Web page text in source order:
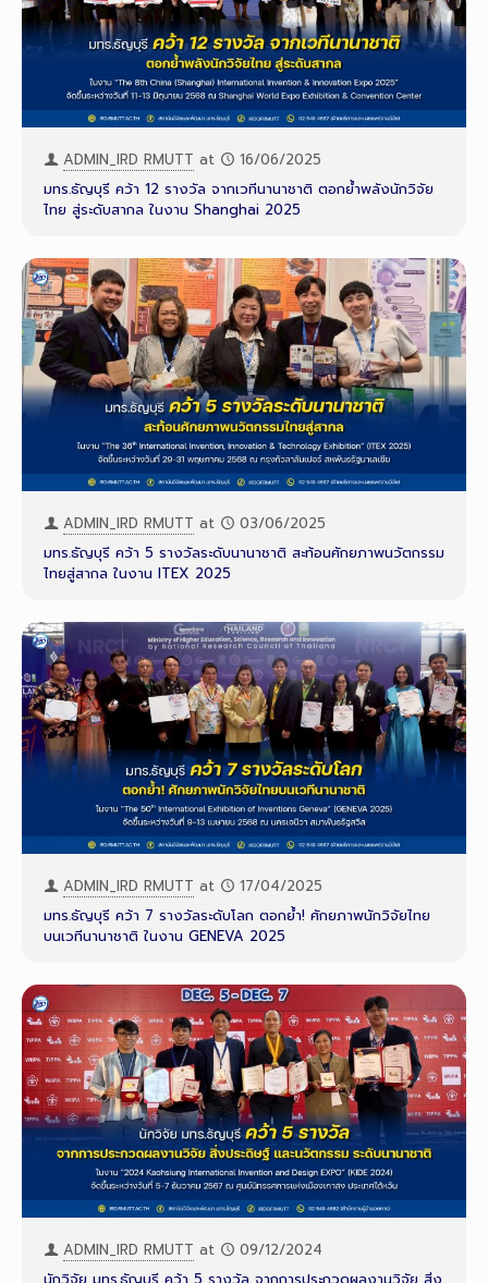
ADMIN_IRD RMUTT at
16/06/2025
มทร.ธัญบุรี คว้า 12 รางวัล จากเวทีนานาชาติ ตอกย้ำพลังนักวิจัย
ไทย สู่ระดับสากล ในงาน Shanghai 2025
ADMIN_IRD RMUTT at
03/06/2025
มทร.ธัญบุรี คว้า 5 รางวัลระดับนานาชาติ สะท้อนศักยภาพนวัตกรรม
ไทยสู่สากล ในงาน ITEX 2025
ADMIN_IRD RMUTT at
17/04/2025
มทร.ธัญบุรี คว้า 7 รางวัลระดับโลก ตอกย้ำ! ศักยภาพนักวิจัยไทย
บนเวทีนานาชาติ ในงาน GENEVA 2025
ADMIN_IRD RMUTT at
09/12/2024